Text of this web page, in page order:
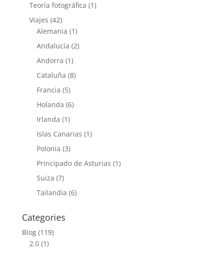
Teoría fotográfica (1)
Viajes (42)
Alemania (1)
Andalucía (2)
Andorra (1)
Cataluña (8)
Francia (5)
Holanda (6)
Irlanda (1)
Islas Canarias (1)
Polonia (3)
Principado de Asturias (1)
Suiza (7)
Tailandia (6)
Categories
Blog(119)
2.0(1)